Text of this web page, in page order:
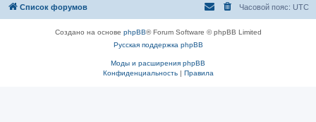
Список форумов Часовой пояс: UTC
Создано на основе phpBB® Forum Software © phpBB Limited
Русская поддержка phpBB
Моды и расширения phpBB
Конфиденциальность| Правила